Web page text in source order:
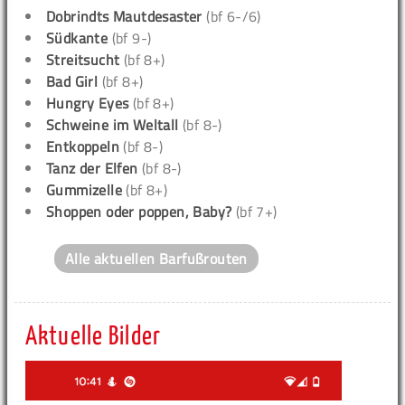
Dobrindts Mautdesaster (bf 6-/6)
Südkante (bf 9-)
Streitsucht (bf 8+)
Bad Girl (bf 8+)
Hungry Eyes(bf 8+)
Schweine im Weltall (bf 8-)
Entkoppeln (bf 8-)
Tanz der Elfen (bf 8-)
Gummizelle (bf 8+)
Shoppen oder poppen, Baby? (bf 7+)
Alle aktuellen Barfußrouten
Aktuelle Bilder